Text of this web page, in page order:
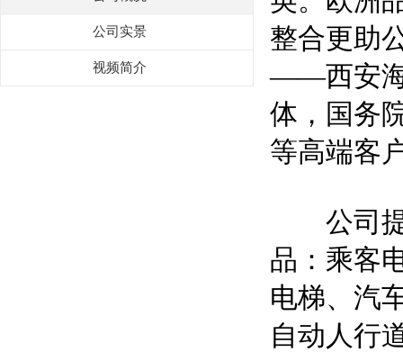
公司实景
视频简介
整合更助
——西安海
体，国务
等高端客
公司提
品：乘客
电梯、汽
自动人行